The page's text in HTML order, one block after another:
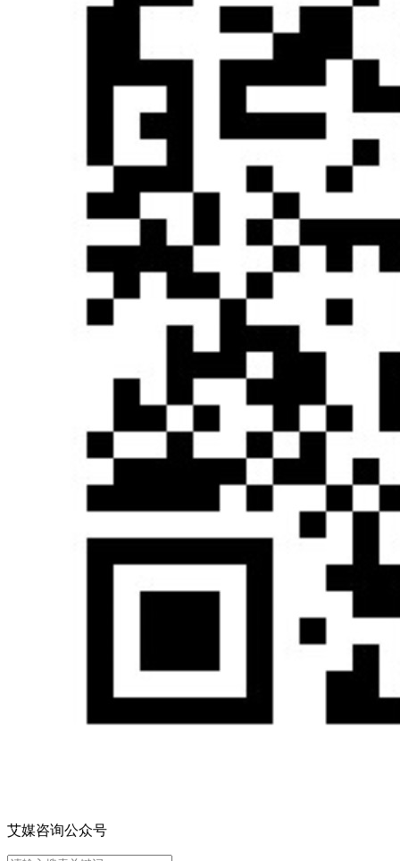
艾媒咨询公众号